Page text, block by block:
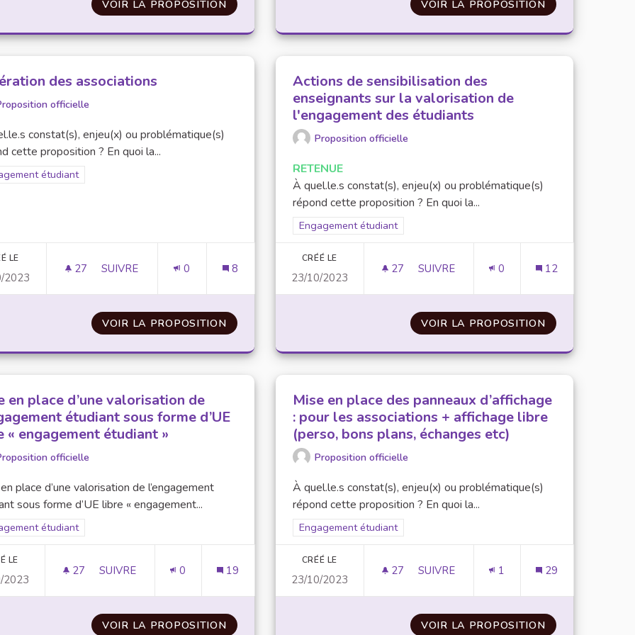
VOIR LA PROPOSITION ELECTION D’AMBASSADEURS INFLUENCEURSVOIR LA PROPOSITION CRÉER UN KIT
des associations
officielle
constat(s), enjeu(x) ou problématique(s)
cette proposition ? En quoi la...
les résultats pour le secteur : Engagement étudiant
étudiant
LE
2023
27 27 ABONNÉS
SUIVRE 0 8
VOIR LA PROPOSITION FÉDÉRATION DES ASSOCIATIONS
Actions de sensibilisation des
enseignants sur la valorisation de
l'engagement des étudiants
Proposition officielle
RETENUE
À quel.le.s constat(s), enjeu(x) ou problématique(s)
répond cette proposition ? En quoi la...
Filtrer les résultats pour le secteur : Engagement étudiant
Engagement étudiant
CRÉÉ LE
23/10/2023
27 27 ABONNÉS
SUIVRE 0 12
VOIR LA PROPOSITION ACTIONS DE
en place d’une valorisation de
étudiant sous forme d’UE
« engagement étudiant »
officielle
place d’une valorisation de l’engagement
sous forme d’UE libre « engagement...
les résultats pour le secteur : Engagement étudiant
étudiant
LE
2023
27 27 ABONNÉS
SUIVRE
MISE EN PLACE D’UNE VALORISATION DE L’ENGAGEMENT ÉTUDIANT SOUS FORME D’UE LIBRE «
0 19
VOIR LA PROPOSITION MISE EN PLACE D’UNE VALORISATION DE L’ENGAGEMENT ÉTUDIANT
Mise en place des panneaux d’affichage
: pour les associations + affichage libre
(perso, bons plans, échanges etc)
Proposition officielle
À quel.le.s constat(s), enjeu(x) ou problématique(s)
répond cette proposition ? En quoi la...
Filtrer les résultats pour le secteur : Engagement étudiant
Engagement étudiant
CRÉÉ LE
23/10/2023
27 27 ABONNÉS
SUIVRE 1 29
VOIR LA PROPOSITION MISE EN